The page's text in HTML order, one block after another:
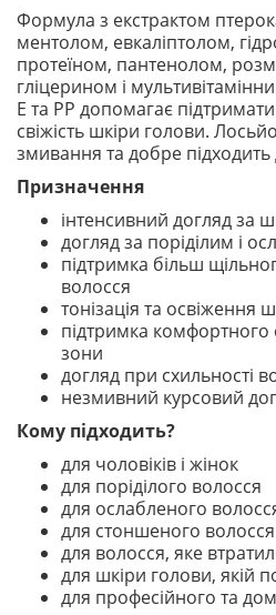
Формула з екстрактом
ментолом, евкаліптолом,
протеїном, пантенолом,
гліцерином і
E та PP допомагає
свіжість шкіри голови.
змивання та добре підходить
Призначення
інтенсивний догляд за
догляд за поріділим і
підтримка більш
волосся
тонізація та освіження
підтримка комфортного
зони
догляд при схильності
незмивний курсовий
Кому підходить?
для чоловіків і жінок
для поріділого волосся
для ослабленого
для стоншеного волосся
для волосся, яке
для шкіри голови, якій
для професійного та